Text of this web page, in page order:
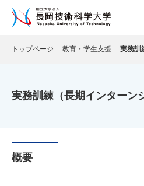
トップページ 教育・学生支援 実務訓
実務訓練（長期インターン
概要